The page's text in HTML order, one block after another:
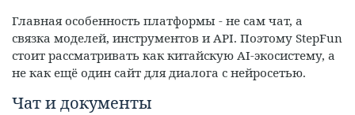
Главная особенность платформы - не сам чат, а
связка моделей, инструментов и API. Поэтому StepFun
стоит рассматривать как китайскую AI-экосистему, а
не как ещё один сайт для диалога с нейросетью.
Чат и документы